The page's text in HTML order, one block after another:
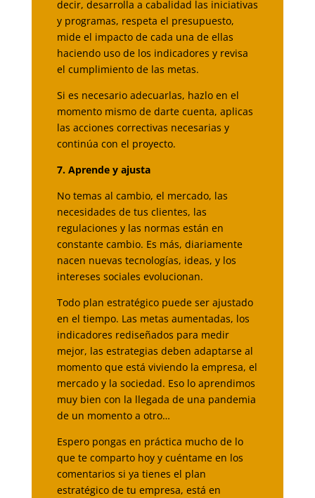
decir, desarrolla a cabalidad las iniciativas
y programas, respeta el presupuesto,
mide el impacto de cada una de ellas
haciendo uso de los indicadores y revisa
el cumplimiento de las metas.
Si es necesario adecuarlas, hazlo en el
momento mismo de darte cuenta, aplicas
las acciones correctivas necesarias y
continúa con el proyecto.
7. Aprende y ajusta
No temas al cambio, el mercado, las
necesidades de tus clientes, las
regulaciones y las normas están en
constante cambio. Es más, diariamente
nacen nuevas tecnologías, ideas, y los
intereses sociales evolucionan.
Todo plan estratégico puede ser ajustado
en el tiempo. Las metas aumentadas, los
indicadores rediseñados para medir
mejor, las estrategias deben adaptarse al
momento que está viviendo la empresa, el
mercado y la sociedad. Eso lo aprendimos
muy bien con la llegada de una pandemia
de un momento a otro…
Espero pongas en práctica mucho de lo
que te comparto hoy y cuéntame en los
comentarios si ya tienes el plan
estratégico de tu empresa, está en